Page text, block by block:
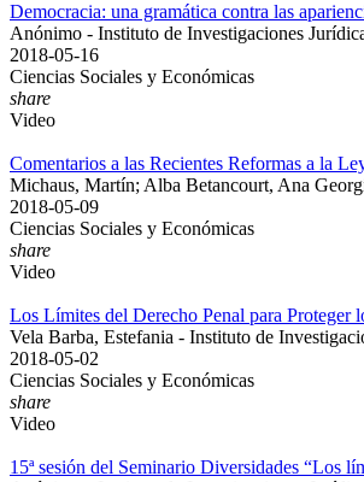
Democracia: una gramática contra las
Anónimo - Instituto de Investigaciones
2018-05-16
Ciencias Sociales y Económicas
share
Video
Comentarios a las Recientes Reformas a la
Michaus, Martín; Alba Betancourt, Ana
2018-05-09
Ciencias Sociales y Económicas
share
Video
Los Límites del Derecho Penal para Proteger
Vela Barba, Estefania - Instituto de
2018-05-02
Ciencias Sociales y Económicas
share
Video
15ª sesión del Seminario Diversidades “Los